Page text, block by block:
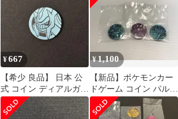
モンカードゲーム ポケ
カグッズくじ2022」 G
¥667
【希少 良品】 日本 公
式 コイン ディアルガ
ノンホロ 2007年
¥1,100
【新品】ポケモンカー
ドゲーム コイン パルキ
ア ディアルガ 3枚セッ
ト